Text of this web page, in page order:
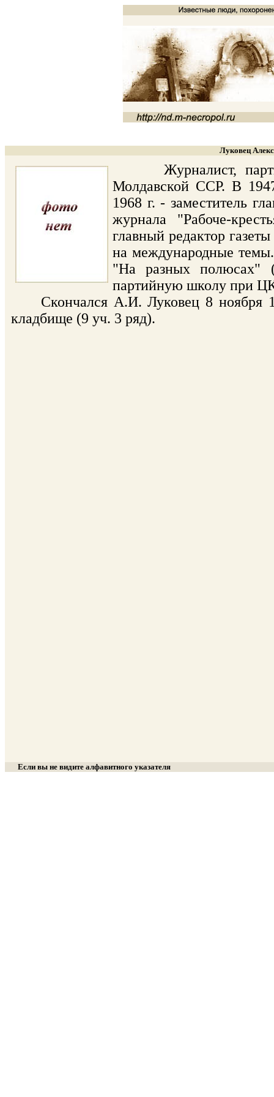
Луковец
Журналист,
Молдавской ССР. В
1968 г. - заместитель
журнала "Рабоче-
главный редактор
на международные
"На разных полюсах"
партийную школу при
Скончался А.И. Луковец 8 ноября
кладбище (9 уч. 3 ряд).
Если вы не видите алфавитного указателя